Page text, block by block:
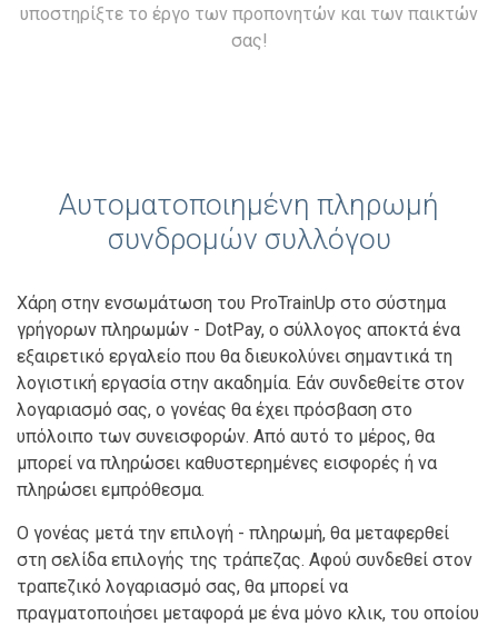
υποστηρίξτε το έργο των προπονητών και των παικτών
σας!
Αυτοματοποιημένη πληρωμή
συνδρομών συλλόγου
Χάρη στην ενσωμάτωση του ProTrainUp στο σύστημα
γρήγορων πληρωμών - DotPay, ο σύλλογος αποκτά ένα
εξαιρετικό εργαλείο που θα διευκολύνει σημαντικά τη
λογιστική εργασία στην ακαδημία. Εάν συνδεθείτε στον
λογαριασμό σας, ο γονέας θα έχει πρόσβαση στο
υπόλοιπο των συνεισφορών. Από αυτό το μέρος, θα
μπορεί να πληρώσει καθυστερημένες εισφορές ή να
πληρώσει εμπρόθεσμα.
Ο γονέας μετά την επιλογή - πληρωμή, θα μεταφερθεί
στη σελίδα επιλογής της τράπεζας. Αφού συνδεθεί στον
τραπεζικό λογαριασμό σας, θα μπορεί να
πραγματοποιήσει μεταφορά με ένα μόνο κλικ, του οποίου